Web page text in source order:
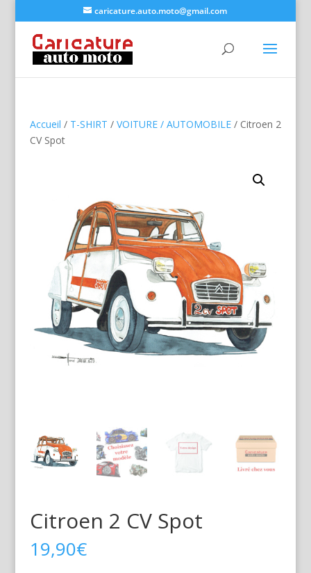
caricature.auto.moto@gmail.com
Accueil / T-SHIRT / VOITURE / AUTOMOBILE/ Citroen 2
CV Spot
Citroen 2 CV Spot
19,90€